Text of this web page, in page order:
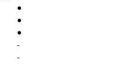
●
●
●
-
-